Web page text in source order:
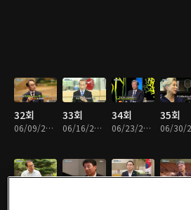
32회
06/09/2017 • 33분
33회
06/16/2017 • 33분
34회
06/23/2017 • 33분
35회